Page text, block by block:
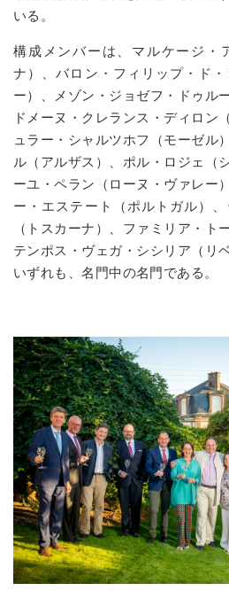
いる。
構成メンバーは、マルケージ・
ナ）、バロン・フィリップ・ド
ー）、メゾン・ジョゼフ・ドゥル
ドメーヌ・クレランス・ディロン
ュラー・シャルツホフ（モーゼル
ル（アルザス）、ポル・ロジェ（
ーユ・ペラン（ローヌ・ヴァレー
ー・エステート（ポルトガル）
（トスカーナ）、ファミリア・ト
テンポス・ヴェガ・シシリア（リ
いずれも、名門中の名門である。